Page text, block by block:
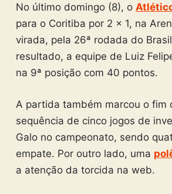
No último domingo (8), o
para o Coritiba por 2 x 1, na
virada, pela 26ª rodada do
resultado, a equipe de Luiz
na 9ª posição com 40 pontos.
A partida também marcou o fim
sequência de cinco jogos de
Galo no campeonato, sendo
empate. Por outro lado, uma
a atenção da torcida na web.